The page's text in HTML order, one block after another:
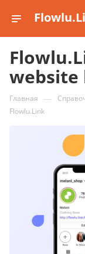
website
Главная —
Flowlu.Link